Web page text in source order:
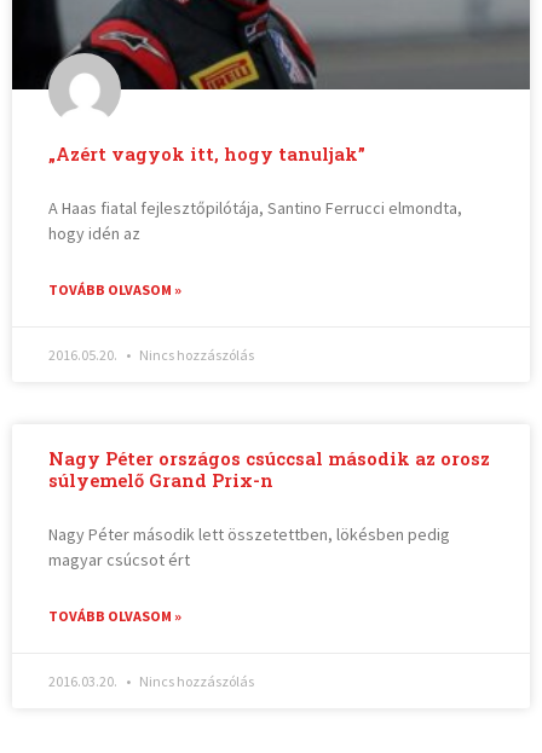
„Azért vagyok itt, hogy tanuljak”
A Haas fiatal fejlesztőpilótája, Santino Ferrucci elmondta,
hogy idén az
TOVÁBB OLVASOM »
2016.05.20. Nincs hozzászólás
Nagy Péter országos csúccsal második az orosz
súlyemelő Grand Prix-n
Nagy Péter második lett összetettben, lökésben pedig
magyar csúcsot ért
TOVÁBB OLVASOM »
2016.03.20. Nincs hozzászólás